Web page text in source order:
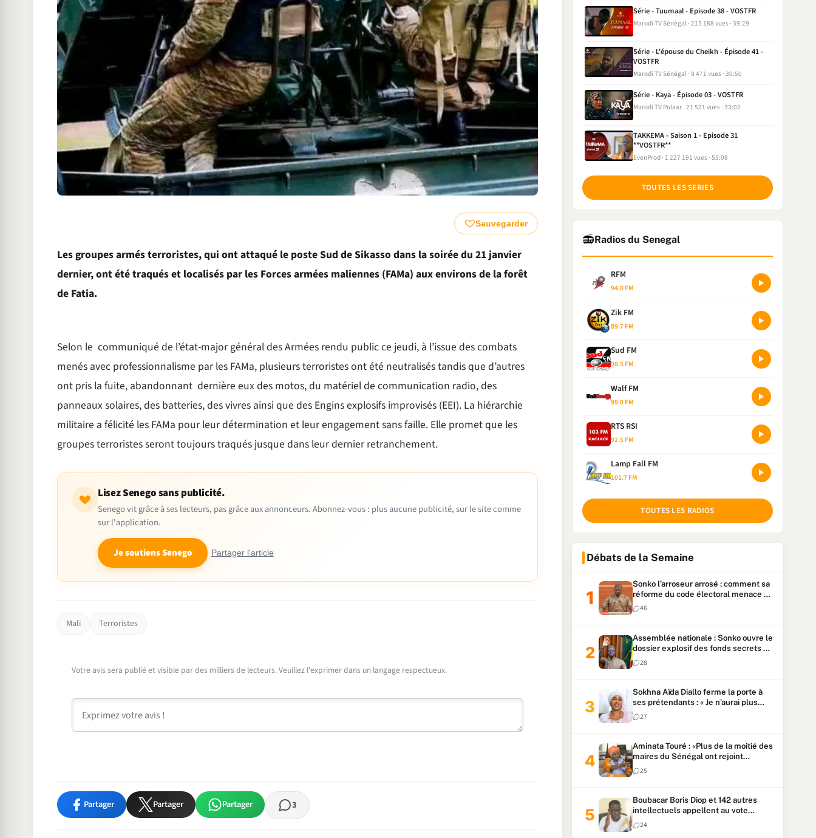
Sauvegarder
Les groupes armés terroristes, qui ont attaqué le poste Sud de Sikasso dans la soirée du 21 janvier
dernier, ont été traqués et localisés par les Forces armées maliennes (FAMa) aux environs de la forêt
de Fatia.
Selon le communiqué de l’état-major général des Armées rendu public ce jeudi, à l’issue des combats
menés avec professionnalisme par les FAMa, plusieurs terroristes ont été neutralisés tandis que d’autres
ont pris la fuite, abandonnant dernière eux des motos, du matériel de communication radio, des
panneaux solaires, des batteries, des vivres ainsi que des Engins explosifs improvisés (EEI). La hiérarchie
militaire a félicité les FAMa pour leur détermination et leur engagement sans faille. Elle promet que les
groupes terroristes seront toujours traqués jusque dans leur dernier retranchement.
Lisez Senego sans publicité.
Senego vit grâce à ses lecteurs, pas grâce aux annonceurs. Abonnez-vous : plus aucune publicité, sur le site comme
sur l'application.
Je soutiens Senego Partager l'article
Mali Terroristes
Votre avis sera publié et visible par des milliers de lecteurs. Veuillez l'exprimer dans un langage respectueux.
Partager Partager Partager 3
Série - Tuumaal - Episode 38 - VOSTFR
Marodi TV Sénégal 215 188 vues 39:29
Série - L'épouse du Cheikh - Épisode 41 -
VOSTFR
Marodi TV Sénégal 8 471 vues 30:50
Série - Kaya - Épisode 03 - VOSTFR
Marodi TV Pulaar 21 521 vues 33:02
TAKKEMA - Saison 1 - Episode 31
**VOSTFR**
EvenProd 1 227 191 vues 55:08
TOUTES LES SERIES
📻Radios du Senegal
RFM
94.0 FM
Zik FM
89.7 FM
Sud FM
98.5 FM
Walf FM
99.0 FM
RTS RSI
92.5 FM
Lamp Fall FM
101.7 FM
TOUTES LES RADIOS
Débats de la Semaine
Sonko l’arroseur arrosé : comment sa
réforme du code électoral menace sa
candidature
46
Assemblée nationale : Sonko ouvre le
dossier explosif des fonds secrets et
du patrimoine présidentiel
28
Sokhna Aïda Diallo ferme la porte à
ses prétendants : « Je n’aurai plus
jamais un autre mari »
27
Aminata Touré : «Plus de la moitié des
maires du Sénégal ont rejoint
Kiiraay»
25
Boubacar Boris Diop et 142 autres
intellectuels appellent au vote
urgent de la révision
constitutionnelle
24